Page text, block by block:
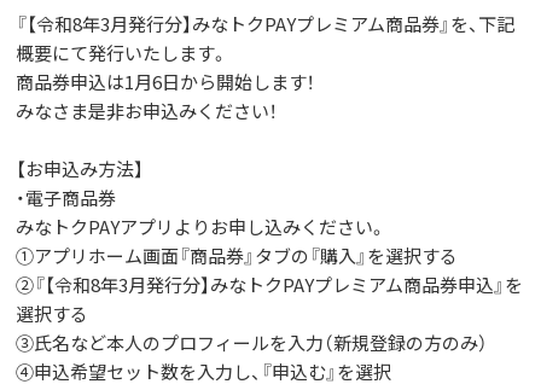
『【令和8年3月発行分】みなトクPAYプレミアム商品券』を、下記
概要にて発行いたします。
商品券申込は1月6日から開始します！
みなさま是非お申込みください！
【お申込み方法】
・電子商品券
みなトクPAYアプリよりお申し込みください。
①アプリホーム画面『商品券』タブの『購入』を選択する
②『【令和8年3月発行分】みなトクPAYプレミアム商品券申込』を
選択する
③氏名など本人のプロフィールを入力（新規登録の方のみ）
④申込希望セット数を入力し、『申込む』を選択